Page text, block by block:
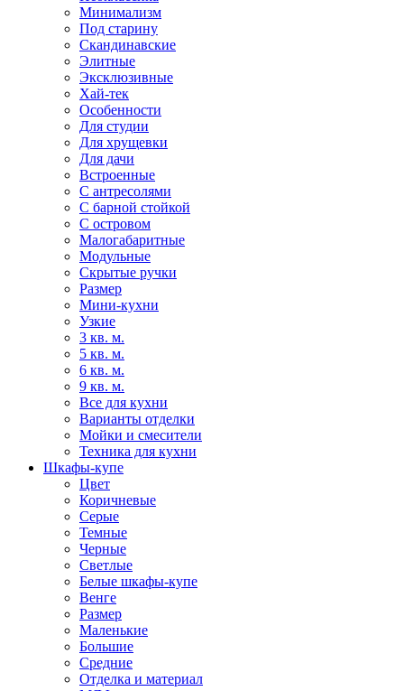
Минимализм
Под старину
Скандинавские
Элитные
Эксклюзивные
Хай-тек
Особенности
Для студии
Для хрущевки
Для дачи
Встроенные
С антресолями
С барной стойкой
С островом
Малогабаритные
Модульные
Скрытые ручки
Размер
Мини-кухни
Узкие
3 кв. м.
5 кв. м.
6 кв. м.
9 кв. м.
Все для кухни
Варианты отделки
Мойки и смесители
Техника для кухни
Шкафы-купе
Цвет
Коричневые
Серые
Темные
Черные
Светлые
Белые шкафы-купе
Венге
Размер
Маленькие
Большие
Средние
Отделка и материал